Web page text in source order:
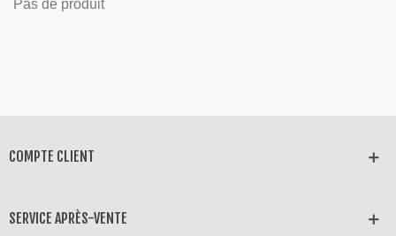
Pas de produit
COMPTE CLIENT
SERVICE APRÈS-VENTE